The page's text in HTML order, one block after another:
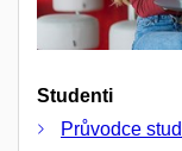
Studenti
Průvodce